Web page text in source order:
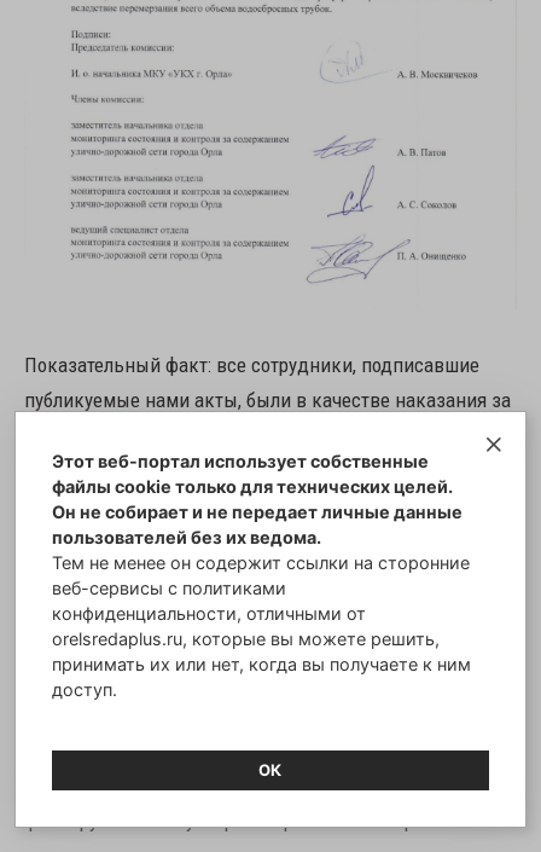
Показательный факт: все сотрудники, подписавшие
публикуемые нами акты, были в качестве наказания за
«строптивость» уволены с муниципальной службы. А
сам процесс «приёмки» моста выглядел бы
анекдотично, если бы последствия не оказались столь
грустными. На разных страницах акта приёмки подписи
мэра Орла оказались разными. А сам он никак не мог
вспомнить, когда же он был на мосту «Дружба». В
принципе, деятельность руководителя города
достаточно основательно регламентирована. У него
официальные мероприятия мэра (а приёмка такого
объекта – мероприятие официальное) всегда
Этот веб-портал использует собственные
файлы cookie только для технических целей.
Он не собирает и не передает личные данные
пользователей без их ведома.
Тем не менее он содержит ссылки на сторонние
веб-сервисы с политиками
конфиденциальности, отличными от
orelsredaplus.ru, которые вы можете решить,
принимать их или нет, когда вы получаете к ним
доступ.
ОК